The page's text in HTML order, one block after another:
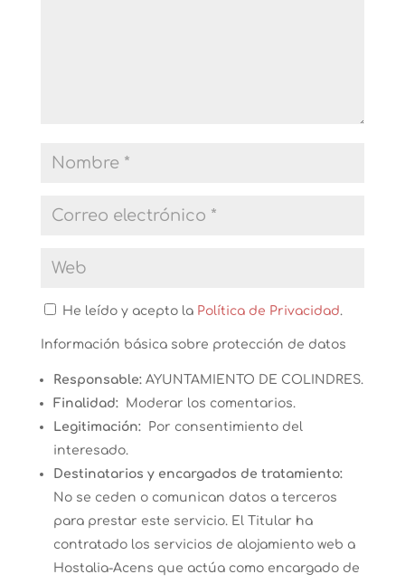
He leído y acepto la Política de Privacidad.
Información básica sobre protección de datos
Responsable:AYUNTAMIENTO DE COLINDRES.
Finalidad:Moderar los comentarios.
Legitimación:Por consentimiento del
interesado.
Destinatarios y encargados de tratamiento:
No se ceden o comunican datos a terceros
para prestar este servicio. El Titular ha
contratado los servicios de alojamiento web a
Hostalia-Acens que actúa como encargado de